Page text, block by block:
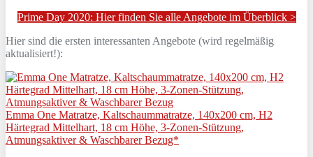
Prime Day 2020: Hier finden Sie alle Angebote im Überblick >
Hier sind die ersten interessanten Angebote (wird regelmäßig
aktualisiert!):
Emma One Matratze, Kaltschaummatratze, 140x200 cm, H2
Härtegrad Mittelhart, 18 cm Höhe, 3-Zonen-Stützung,
Atmungsaktiver & Waschbarer Bezug*